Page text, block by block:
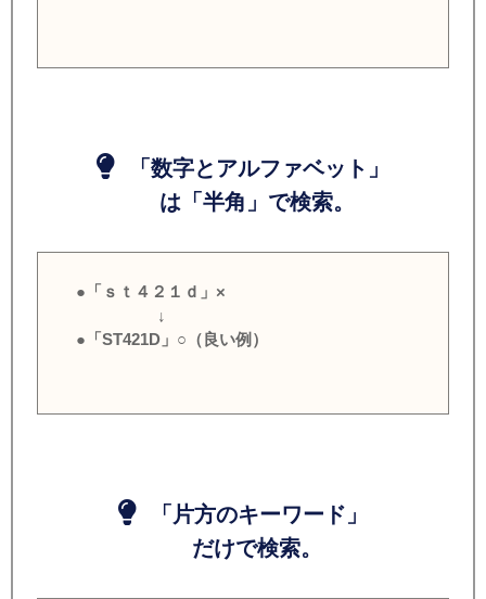
「数字とアルファベット」
は「半角」で検索。
●「ｓｔ４２１ｄ」×
↓
●「ST421D」○（良い例）
「片方のキーワード」
だけで検索。